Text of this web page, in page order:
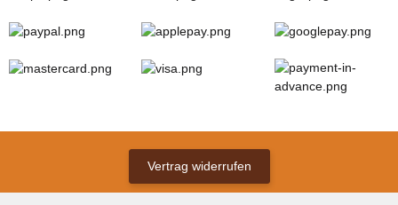
Vertrag widerrufen